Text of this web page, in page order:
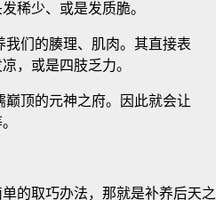
稀少、或是发质脆。
们的腠理、肌肉。其直接表
，或是四肢乏力。
顶的元神之府。因此就会让
的取巧办法，那就是补养后天之